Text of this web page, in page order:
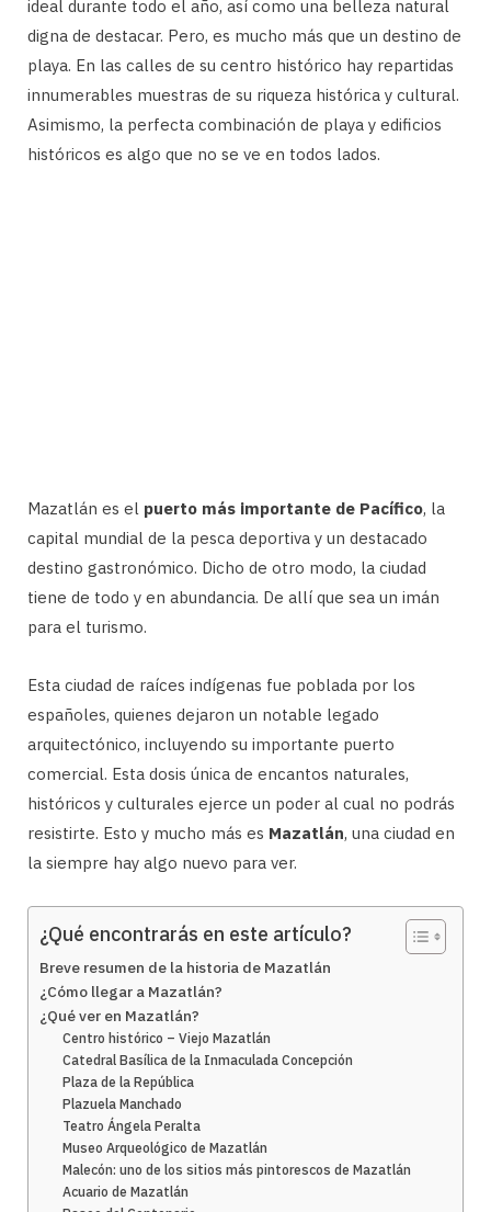
ideal durante todo el año, así como una belleza natural
digna de destacar. Pero, es mucho más que un destino de
playa. En las calles de su centro histórico hay repartidas
innumerables muestras de su riqueza histórica y cultural.
Asimismo, la perfecta combinación de playa y edificios
históricos es algo que no se ve en todos lados.
Mazatlán es el puerto más importante de Pacífico, la
capital mundial de la pesca deportiva y un destacado
destino gastronómico. Dicho de otro modo, la ciudad
tiene de todo y en abundancia. De allí que sea un imán
para el turismo.
Esta ciudad de raíces indígenas fue poblada por los
españoles, quienes dejaron un notable legado
arquitectónico, incluyendo su importante puerto
comercial. Esta dosis única de encantos naturales,
históricos y culturales ejerce un poder al cual no podrás
resistirte. Esto y mucho más es Mazatlán, una ciudad en
la siempre hay algo nuevo para ver.
¿Qué encontrarás en este artículo?
Breve resumen de la historia de Mazatlán
¿Cómo llegar a Mazatlán?
¿Qué ver en Mazatlán?
Centro histórico – Viejo Mazatlán
Catedral Basílica de la Inmaculada Concepción
Plaza de la República
Plazuela Manchado
Teatro Ángela Peralta
Museo Arqueológico de Mazatlán
Malecón: uno de los sitios más pintorescos de Mazatlán
Acuario de Mazatlán